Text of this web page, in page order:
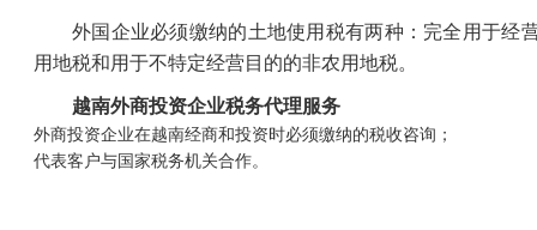
外国企业必须缴纳的土地使用税有两种：完全用于经
用地税和用于不特定经营目的的非农用地税。
越南外商投资企业税务代理服务
外商投资企业在越南经商和投资时必须缴纳的税收咨询；
代表客户与国家税务机关合作。